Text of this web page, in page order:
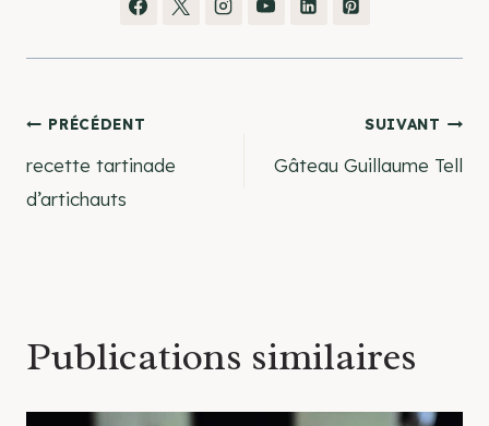
Navigation
de
PRÉCÉDENT
recette tartinade
d’artichauts
SUIVANT
Gâteau Guillaume Tell
Publications similaires